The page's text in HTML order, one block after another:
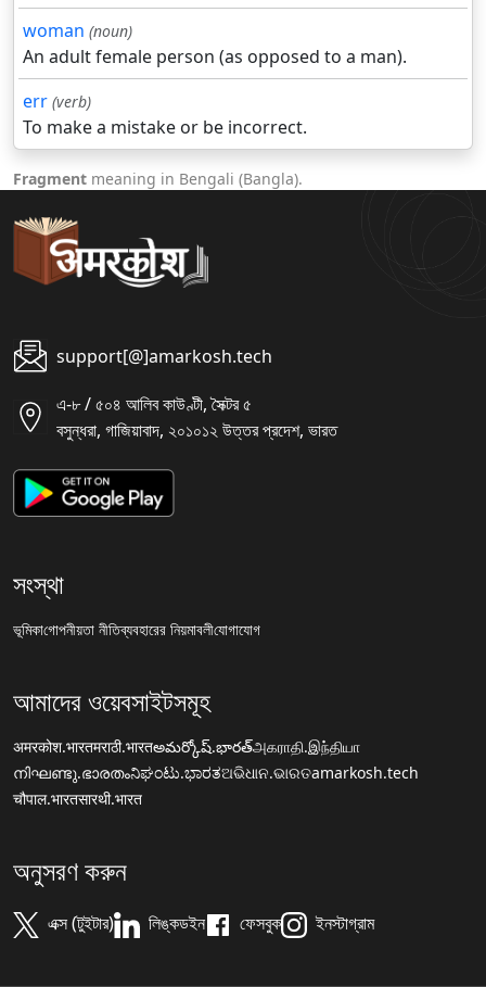
woman (noun)
An adult female person (as opposed to a man).
err (verb)
To make a mistake or be incorrect.
Fragment meaning in Bengali (Bangla).
support[@]amarkosh.tech
এ-৮ / ৫০৪ আলিব কাউণ্টী, সৈক্টর ৫
বসুন্ধরা, গাজিয়াবাদ, ২০১০১২ উত্তর প্রদেশ, ভারত
সংস্থা
ভূমিকাগোপনীয়তা নীতিব্যবহারের নিয়মাবলীযোগাযোগ
আমাদের ওয়েবসাইটসমূহ
अमरकोश.भारतमराठी.भारतఅమర్కోష్.భారత్அகராதி.இந்தியா
നിഘണ്ടു.ഭാരതംನಿಘಂಟು.ಭಾರತଅଭିଧାନ.ଭାରତamarkosh.tech
चौपाल.भारतसारथी.भारत
অনুসরণ করুন
এক্স (টুইটার) লিঙ্কডইন ফেসবুক ইনস্টাগ্রাম